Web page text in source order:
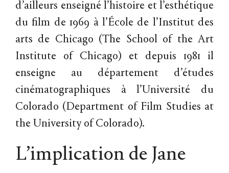
d’ailleurs enseigné l’histoire et l’esthétique
du film de 1969 à l’École de l’Institut des
arts de Chicago (The School of the Art
Institute of Chicago) et depuis 1981 il
enseigne au département d’études
cinématographiques à l’Université du
Colorado (Department of Film Studies at
the University of Colorado).
L’implication de Jane